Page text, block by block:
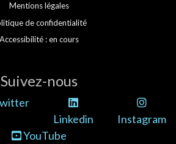
Mentions légales
de confidentialité
Accessibilité : en cours
Suivez-nous
Linkedin
Instagram
YouTube